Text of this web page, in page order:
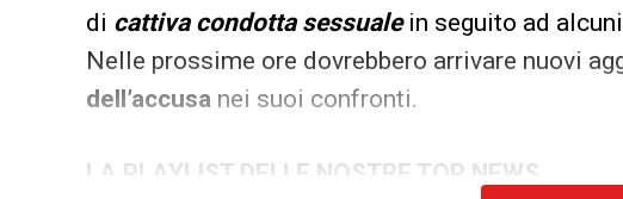
di cattiva condotta sessualein seguito ad
Nelle prossime ore dovrebbero arrivare nuovi
dell’accusa nei suoi confronti.
LA PLAYLIST DELLE NOSTRE TOP NEWS